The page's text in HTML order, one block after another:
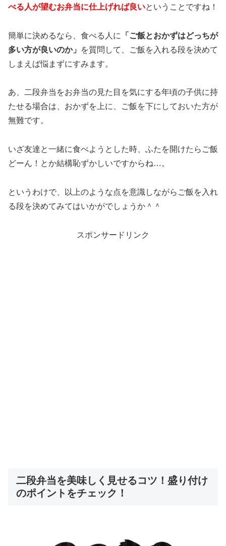
べる人が望むお弁当に仕上げれば良いということですね！
簡単に決めるなら、食べる人に
「ご飯とおかずはどっちが
多い方が良いのか」
を質問して、ご飯を入れる段を決めて
しまえば悩まずにすみます。
あ、二段弁当をお弁当の見た目を気にする年頃の子供に持
たせる場合は、おかずを上に、ご飯を下にしておいた方が
無難です。
いざ友達と一緒に食べようとした時、ふたを開けたらご飯
どーん！とか結構恥ずかしいですからね…。
というわけで、以上のような点を意識しながらご飯を入れ
る段を決めてみてはいかがでしょうか＾＾
スポンサードリンク
二段弁当を美味しく見せるコツ！盛り付け
のポイントをチェック！